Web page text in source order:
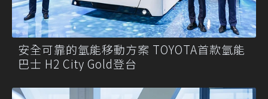
安全可靠的氫能移動方案 TOYOTA首款氫能
巴士 H2 City Gold登台